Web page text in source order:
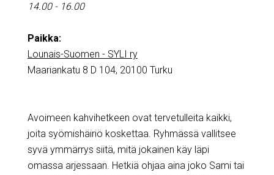
14.00 - 16.00
Paikka:
Lounais-Suomen - SYLI ry
Maariankatu 8 D 104, 20100 Turku
Avoimeen kahvihetkeen ovat tervetulleita kaikki,
joita syömishäiriö koskettaa. Ryhmässä vallitsee
syvä ymmärrys siitä, mitä jokainen käy läpi
omassa arjessaan. Hetkiä ohjaa aina joko Sami tai